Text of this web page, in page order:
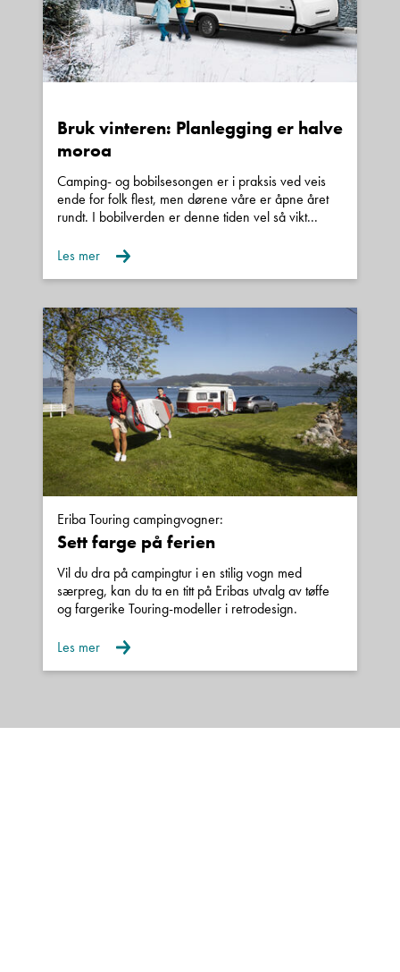
Kontakt avdeling
Bruk vinteren: Planlegging er halve
moroa
Camping- og bobilsesongen er i praksis ved veis
ende for folk flest, men dørene våre er åpne året
rundt. I bobilverden er denne tiden vel så vikt...
Les mer
Eriba Touring campingvogner:
Sett farge på ferien
Vil du dra på campingtur i en stilig vogn med
særpreg, kan du ta en titt på Eribas utvalg av tøffe
og fargerike Touring-modeller i retrodesign.
Les mer